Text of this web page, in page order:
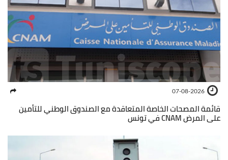
07-08-2026
قائمة المصحات الخاصة المتعاقدة مع الصندوق الوطني للتأمين
على المرض CNAM في تونس